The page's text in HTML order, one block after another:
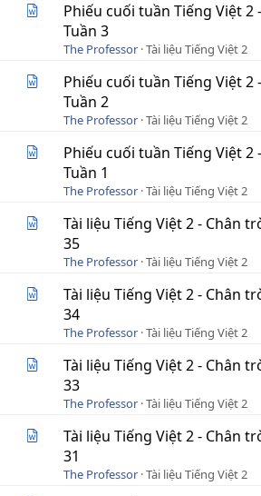
Phiếu cuối tuần Tiếng Việt
Tuần 3
The Professor Tài liệu Tiếng Việt 2
Phiếu cuối tuần Tiếng Việt
Tuần 2
The Professor Tài liệu Tiếng Việt 2
Phiếu cuối tuần Tiếng Việt
Tuần 1
The Professor Tài liệu Tiếng Việt 2
Tài liệu Tiếng Việt 2 - Chân
35
The Professor Tài liệu Tiếng Việt 2
Tài liệu Tiếng Việt 2 - Chân
34
The Professor Tài liệu Tiếng Việt 2
Tài liệu Tiếng Việt 2 - Chân
33
The Professor Tài liệu Tiếng Việt 2
Tài liệu Tiếng Việt 2 - Chân
31
The Professor Tài liệu Tiếng Việt 2